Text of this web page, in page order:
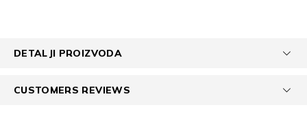
DETALJI PROIZVODA
CUSTOMERS REVIEWS